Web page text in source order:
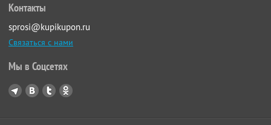
Контакты
sprosi@kupikupon.ru
Связаться с нами
Мы в Соцсетях